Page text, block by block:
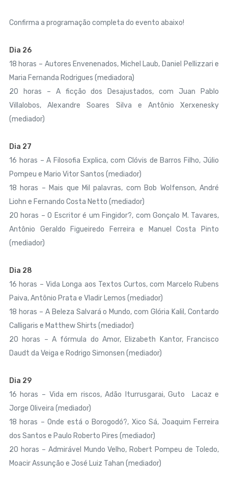
Confirma a programação completa do evento abaixo!
Dia 26
18 horas – Autores Envenenados, Michel Laub, Daniel Pellizzari e
Maria Fernanda Rodrigues (mediadora)
20 horas – A ficção dos Desajustados, com Juan Pablo
Villalobos, Alexandre Soares Silva e Antônio Xerxenesky
(mediador)
Dia 27
16 horas – A Filosofia Explica, com Clóvis de Barros Filho, Júlio
Pompeu e Mario Vitor Santos (mediador)
18 horas – Mais que Mil palavras, com Bob Wolfenson, André
Liohn e Fernando Costa Netto (mediador)
20 horas – O Escritor é um Fingidor?, com Gonçalo M. Tavares,
Antônio Geraldo Figueiredo Ferreira e Manuel Costa Pinto
(mediador)
Dia 28
16 horas – Vida Longa aos Textos Curtos, com Marcelo Rubens
Paiva, Antônio Prata e Vladir Lemos (mediador)
18 horas – A Beleza Salvará o Mundo, com Glória Kalil, Contardo
Calligaris e Matthew Shirts (mediador)
20 horas – A fórmula do Amor, Elizabeth Kantor, Francisco
Daudt da Veiga e Rodrigo Simonsen (mediador)
Dia 29
16 horas – Vida em riscos, Adão Iturrusgarai, Guto Lacaz e
Jorge Oliveira (mediador)
18 horas – Onde está o Borogodó?, Xico Sá, Joaquim Ferreira
dos Santos e Paulo Roberto Pires (mediador)
20 horas – Admirável Mundo Velho, Robert Pompeu de Toledo,
Moacir Assunção e José Luiz Tahan (mediador)